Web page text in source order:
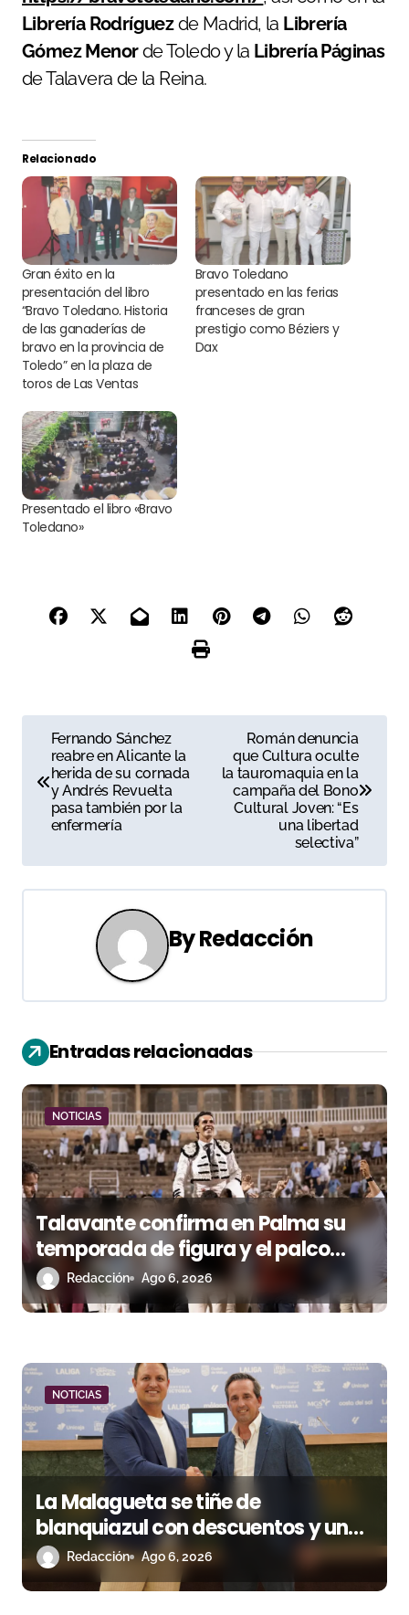
Librería Rodríguezde Madrid, la Librería
Gómez Menorde Toledo y la Librería Páginas
de Talavera de la Reina.
Relacionado
Gran éxito en la
presentación del libro
“Bravo Toledano. Historia
de las ganaderías de
bravo en la provincia de
Toledo” en la plaza de
toros de Las Ventas
Bravo Toledano
presentado en las ferias
franceses de gran
prestigio como Béziers y
Dax
Presentado el libro «Bravo
Toledano»
a
g
i
ó
n
d
e
e
n
t
r
d
a
s
Fernando Sánchez
reabre en Alicante la
herida de su cornada
y Andrés Revuelta
pasa también por la
enfermería
Román denuncia
que Cultura oculte
la tauromaquia en la
campaña del Bono
Cultural Joven: “Es
una libertad
selectiva”
ByRedacción
Entradas relacionadas
NOTICIAS
Talavante confirma en Palma su
temporada de figura y el palco
niega el premio a Roca Rey
Redacción Ago 6, 2026
NOTICIAS
La Malagueta se tiñe de
blanquiazul con descuentos y una
corrida homenaje al Málaga CF
Redacción Ago 6, 2026